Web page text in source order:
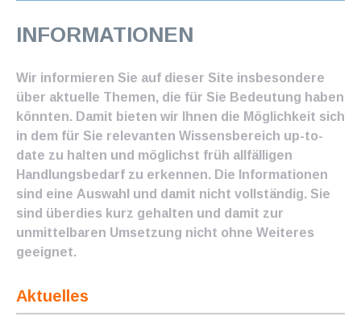
INFORMATIONEN
Wir informieren Sie auf dieser Site insbesondere
über aktuelle Themen, die für Sie Bedeutung haben
könnten. Damit bieten wir Ihnen die Möglichkeit sich
in dem für Sie relevanten Wissensbereich up-to-
date zu halten und möglichst früh allfälligen
Handlungsbedarf zu erkennen. Die Informationen
sind eine Auswahl und damit nicht vollständig. Sie
sind überdies kurz gehalten und damit zur
unmittelbaren Umsetzung nicht ohne Weiteres
geeignet.
Aktuelles